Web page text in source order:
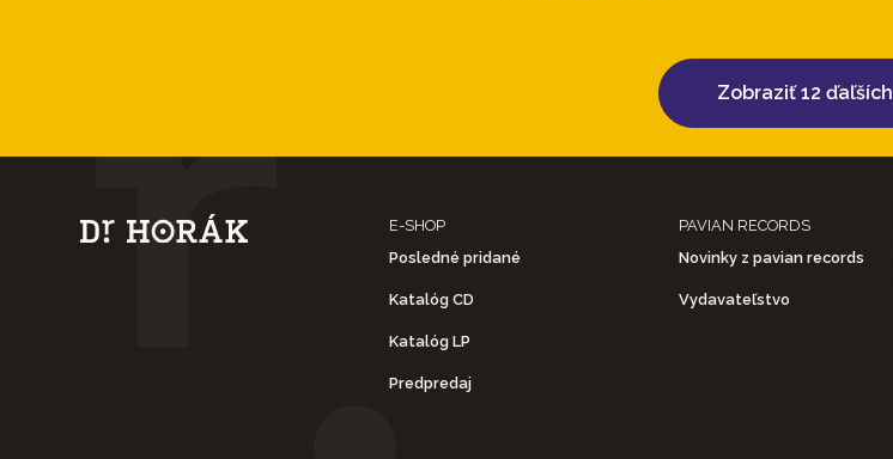
Zobraziť 12 ďaľších
E-SHOP
Posledné pridané
Katalóg CD
Katalóg LP
Predpredaj
PAVIAN RECORDS
Novinky z pavian records
Vydavateľstvo